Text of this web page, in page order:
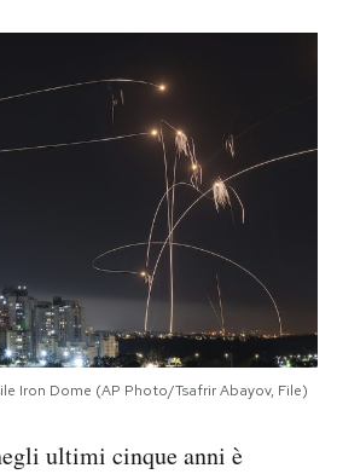
Iron Dome (AP Photo/Tsafrir Abayov, File)
ultimi cinque anni è